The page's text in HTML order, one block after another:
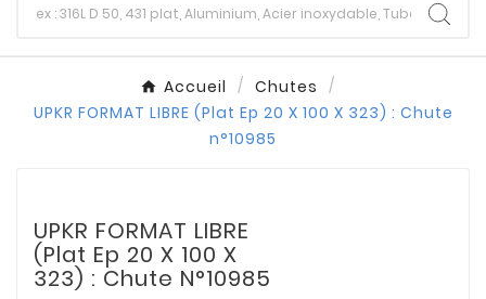
Accueil
Chutes
UPKR FORMAT LIBRE (Plat Ep 20 X 100 X 323) : Chute
n°10985
UPKR FORMAT LIBRE
(Plat Ep 20 X 100 X
323) : Chute N°10985